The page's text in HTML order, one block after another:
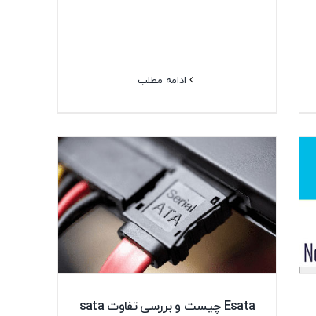
ادامه مطلب
Esata چیست و بررسی تفاوت sata